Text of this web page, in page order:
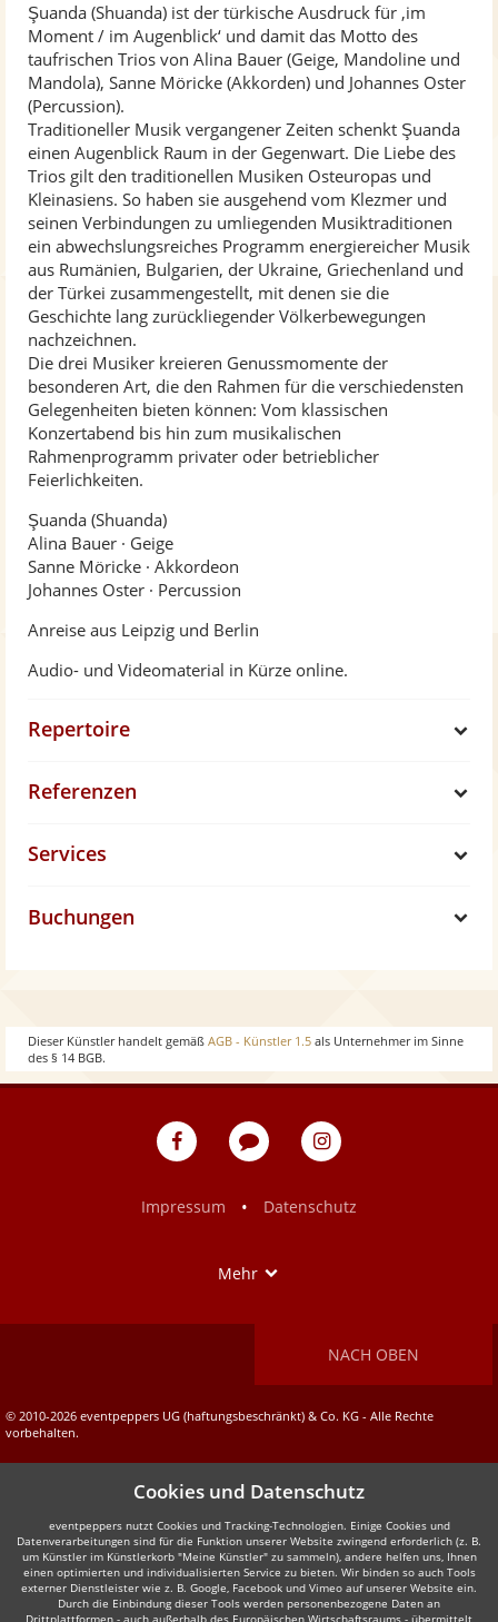
Şuanda (Shuanda) ist der türkische Ausdruck für ‚im
Moment / im Augenblick‘ und damit das Motto des
taufrischen Trios von Alina Bauer (Geige, Mandoline und
Mandola), Sanne Möricke (Akkorden) und Johannes Oster
(Percussion).
Traditioneller Musik vergangener Zeiten schenkt Şuanda
einen Augenblick Raum in der Gegenwart. Die Liebe des
Trios gilt den traditionellen Musiken Osteuropas und
Kleinasiens. So haben sie ausgehend vom Klezmer und
seinen Verbindungen zu umliegenden Musiktraditionen
ein abwechslungsreiches Programm energiereicher Musik
aus Rumänien, Bulgarien, der Ukraine, Griechenland und
der Türkei zusammengestellt, mit denen sie die
Geschichte lang zurückliegender Völkerbewegungen
nachzeichnen.
Die drei Musiker kreieren Genussmomente der
besonderen Art, die den Rahmen für die verschiedensten
Gelegenheiten bieten können: Vom klassischen
Konzertabend bis hin zum musikalischen
Rahmenprogramm privater oder betrieblicher
Feierlichkeiten.
Şuanda (Shuanda)
Alina Bauer · Geige
Sanne Möricke · Akkordeon
Johannes Oster · Percussion
Anreise aus Leipzig und Berlin
Audio- und Videomaterial in Kürze online.
Repertoire
Referenzen
Services
Buchungen
Dieser Künstler handelt gemäß AGB - Künstler 1.5 als Unternehmer im Sinne
des § 14 BGB.
eventpeppers
Blog
eventpeppers
Impressum
• Datenschutz
Mehr
NACH OBEN
© 2010-2026 eventpeppers UG (haftungsbeschränkt) & Co. KG - Alle Rechte
vorbehalten.
Cookies und Datenschutz
eventpeppers nutzt Cookies und Tracking-Technologien. Einige Cookies und
Datenverarbeitungen sind für die Funktion unserer Website zwingend erforderlich (z. B.
um Künstler im Künstlerkorb "Meine Künstler" zu sammeln), andere helfen uns, Ihnen
einen optimierten und individualisierten Service zu bieten. Wir binden so auch Tools
externer Dienstleister wie z. B. Google, Facebook und Vimeo auf unserer Website ein.
Durch die Einbindung dieser Tools werden personenbezogene Daten an
Drittplattformen - auch außerhalb des Europäischen Wirtschaftsraums - übermittelt